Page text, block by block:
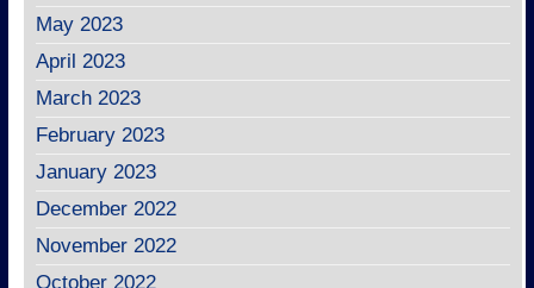
May 2023
April 2023
March 2023
February 2023
January 2023
December 2022
November 2022
October 2022